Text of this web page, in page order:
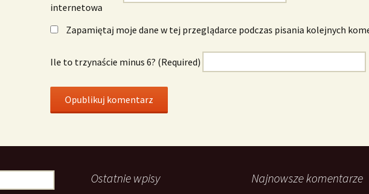
internetowa
Zapamiętaj moje dane w tej przeglądarce podczas pisania kolejnych
Ile to trzynaście minus 6? (Required)
Ostatnie wpisy Najnowsze komentarze